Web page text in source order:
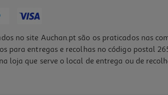
no site Auchan.pt são os praticados nas
para entregas e recolhas no código postal
loja que serve o local de entrega ou de